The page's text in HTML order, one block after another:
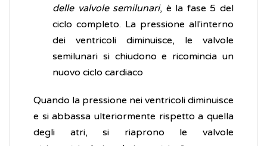
delle valvole semilunari, è la fase 5 del
ciclo completo. La pressione all'interno
dei ventricoli diminuisce, le valvole
semilunari si chiudono e ricomincia un
nuovo ciclo cardiaco
Quando la pressione nei ventricoli diminuisce
e si abbassa ulteriormente rispetto a quella
degli atri, si riaprono le valvole